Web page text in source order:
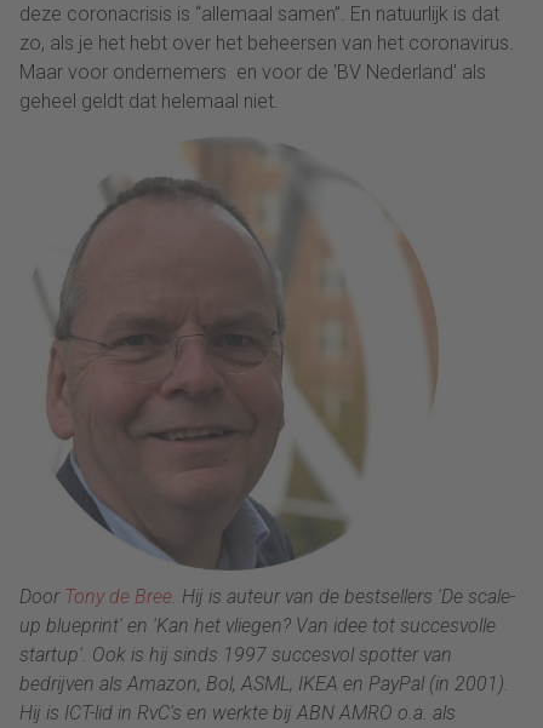
deze coronacrisis is “allemaal samen”. En natuurlijk is dat
zo, als je het hebt over het beheersen van het coronavirus.
Maar voor ondernemers en voor de 'BV Nederland' als
geheel geldt dat helemaal niet.
Door Tony de Bree. Hij is auteur van de bestsellers 'De scale-
up blueprint' en 'Kan het vliegen? Van idee tot succesvolle
startup'. Ook is hij sinds 1997 succesvol spotter van
bedrijven als Amazon, Bol, ASML, IKEA en PayPal (in 2001).
Hij is ICT-lid in RvC's en werkte bij ABN AMRO o.a. als